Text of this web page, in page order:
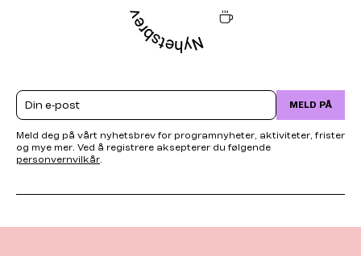
Email MELD PÅ
Meld deg på vårt nyhetsbrev for programnyheter, aktiviteter, frister
og mye mer. Ved å registrere aksepterer du følgende
personvernvilkår